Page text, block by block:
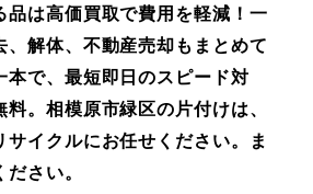
品は高価買取で費用を軽減！一
解体、不動産売却もまとめて
本で、最短即日のスピード対
。相模原市緑区の片付けは、
イクルにお任せください。ま
さい。